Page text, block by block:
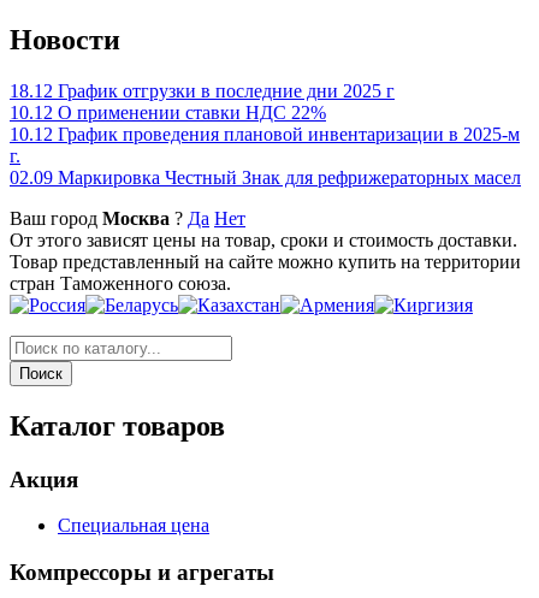
Новости
18.12 График отгрузки в последние дни 2025 г
10.12 О применении ставки НДС 22%
10.12 График проведения плановой инвентаризации в 2025-м
г.
02.09 Маркировка Честный Знак для рефрижераторных масел
Ваш город Москва ? Да Нет
От этого зависят цены на товар, сроки и стоимость доставки.
Товар представленный на сайте можно купить на территории
стран Таможенного союза.
Каталог товаров
Акция
Специальная цена
Компрессоры и агрегаты